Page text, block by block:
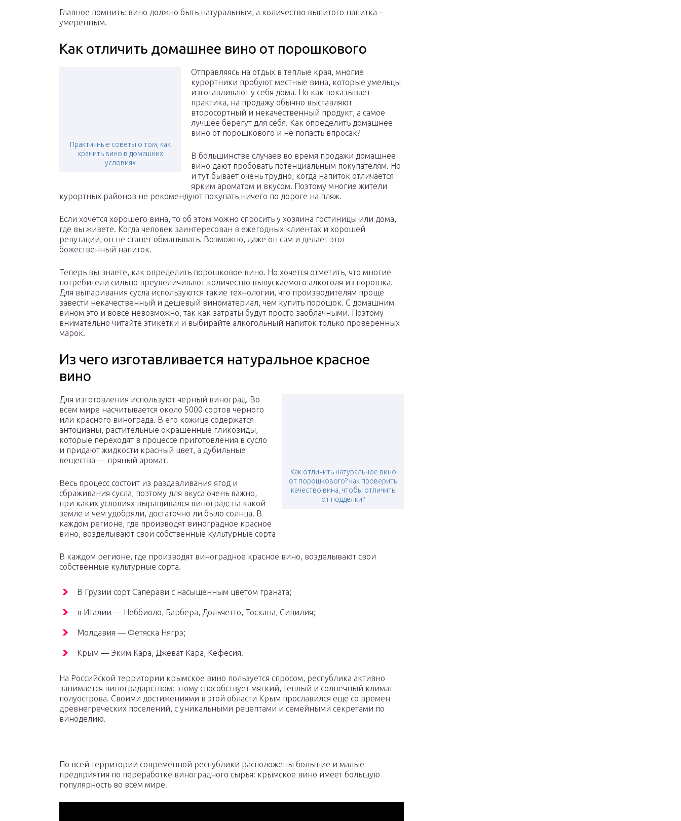
Главное помнить: вино должно быть натуральным, а количество выпитого напитка –
умеренным.
Как отличить домашнее вино от порошкового
Практичные советы о том, как
хранить вино в домашних
условиях
Отправляясь на отдых в теплые края, многие
курортники пробуют местные вина, которые умельцы
изготавливают у себя дома. Но как показывает
практика, на продажу обычно выставляют
второсортный и некачественный продукт, а самое
лучшее берегут для себя. Как определить домашнее
вино от порошкового и не попасть впросак?
В большинстве случаев во время продажи домашнее
вино дают пробовать потенциальным покупателям. Но
и тут бывает очень трудно, когда напиток отличается
ярким ароматом и вкусом. Поэтому многие жители
курортных районов не рекомендуют покупать ничего по дороге на пляж.
Если хочется хорошего вина, то об этом можно спросить у хозяина гостиницы или дома,
где вы живете. Когда человек заинтересован в ежегодных клиентах и хорошей
репутации, он не станет обманывать. Возможно, даже он сам и делает этот
божественный напиток.
Теперь вы знаете, как определить порошковое вино. Но хочется отметить, что многие
потребители сильно преувеличивают количество выпускаемого алкоголя из порошка.
Для выпаривания сусла используются такие технологии, что производителям проще
завести некачественный и дешевый виноматериал, чем купить порошок. С домашним
вином это и вовсе невозможно, так как затраты будут просто заоблачными. Поэтому
внимательно читайте этикетки и выбирайте алкогольный напиток только проверенных
марок.
Из чего изготавливается натуральное красное
вино
Как отличить натуральное вино
от порошкового? как проверить
качество вина, чтобы отличить
от подделки?
Для изготовления используют черный виноград. Во
всем мире насчитывается около 5000 сортов черного
или красного винограда. В его кожице содержатся
антоцианы, растительные окрашенные гликозиды,
которые переходят в процессе приготовления в сусло
и придают жидкости красный цвет, а дубильные
вещества — пряный аромат.
Весь процесс состоит из раздавливания ягод и
сбраживания сусла, поэтому для вкуса очень важно,
при каких условиях выращивался виноград: на какой
земле и чем удобряли, достаточно ли было солнца. В
каждом регионе, где производят виноградное красное
вино, возделывают свои собственные культурные сорта
В каждом регионе, где производят виноградное красное вино, возделывают свои
собственные культурные сорта.
В Грузии сорт Саперави с насыщенным цветом граната;
в Италии — Неббиоло, Барбера, Дольчетто, Тоскана, Сицилия;
Молдавия — Фетяска Нягрэ;
Крым — Эким Кара, Джеват Кара, Кефесия.
На Российской территории крымское вино пользуется спросом, республика активно
занимается виноградарством: этому способствует мягкий, теплый и солнечный климат
полуострова. Своими достижениями в этой области Крым прославился еще со времен
древнегреческих поселений, с уникальными рецептами и семейными секретами по
виноделию.
По всей территории современной республики расположены большие и малые
предприятия по переработке виноградного сырья: крымское вино имеет большую
популярность во всем мире.